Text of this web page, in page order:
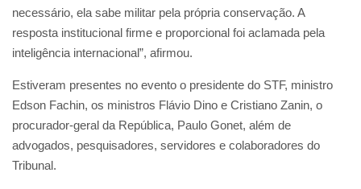
necessário, ela sabe militar pela própria conservação. A
resposta institucional firme e proporcional foi aclamada pela
inteligência internacional”, afirmou.
Estiveram presentes no evento o presidente do STF, ministro
Edson Fachin, os ministros Flávio Dino e Cristiano Zanin, o
procurador-geral da República, Paulo Gonet, além de
advogados, pesquisadores, servidores e colaboradores do
Tribunal.